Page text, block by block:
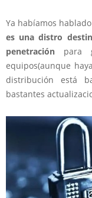
Ya habíamos
es una distro
penetración para
equipos(aunque
distribución está
bastantes